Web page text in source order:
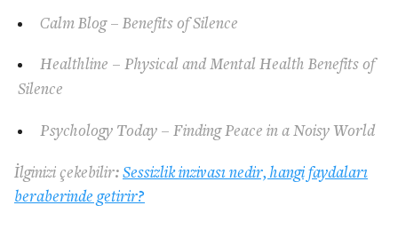
Calm Blog – Benefits of Silence
Healthline – Physical and Mental Health Benefits of
Silence
Psychology Today – Finding Peace in a Noisy World
İlginizi çekebilir: Sessizlik inzivası nedir, hangi faydaları
beraberinde getirir?